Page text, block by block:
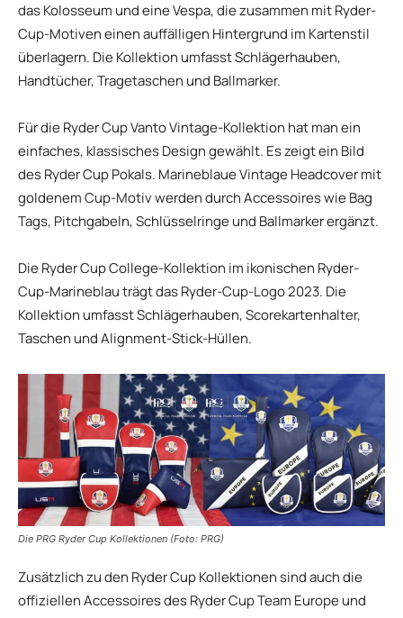
das Kolosseum und eine Vespa, die zusammen mit Ryder-
Cup-Motiven einen auffälligen Hintergrund im Kartenstil
überlagern. Die Kollektion umfasst Schlägerhauben,
Handtücher, Tragetaschen und Ballmarker.
Für die Ryder Cup Vanto Vintage-Kollektion hat man ein
einfaches, klassisches Design gewählt. Es zeigt ein Bild
des Ryder Cup Pokals. Marineblaue Vintage Headcover mit
goldenem Cup-Motiv werden durch Accessoires wie Bag
Tags, Pitchgabeln, Schlüsselringe und Ballmarker ergänzt.
Die Ryder Cup College-Kollektion im ikonischen Ryder-
Cup-Marineblau trägt das Ryder-Cup-Logo 2023. Die
Kollektion umfasst Schlägerhauben, Scorekartenhalter,
Taschen und Alignment-Stick-Hüllen.
Die PRG Ryder Cup Kollektionen (Foto: PRG)
Zusätzlich zu den Ryder Cup Kollektionen sind auch die
offiziellen Accessoires des Ryder Cup Team Europe und